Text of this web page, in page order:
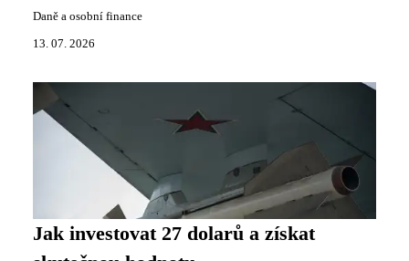
Daně a osobní finance
13. 07. 2026
Jak investovat 27 dolarů a získat